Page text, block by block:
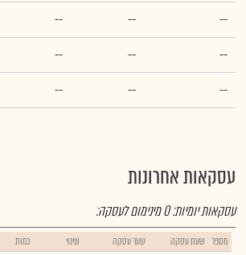
--
--
--
--
--
--
--
--
--
עסקאות אחרונות
עסקאות יומיות:0מינימום לעסקה:
מספר שעת עסקה שער עסקה שינוי כמות